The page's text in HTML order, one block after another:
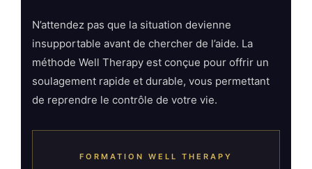
N’attendez pas que la situation devienne
insupportable avant de chercher de l’aide. La
méthode Well Therapy est conçue pour offrir un
soulagement rapide et durable, vous permettant
de reprendre le contrôle de votre vie.
FORMATION WELL THERAPY